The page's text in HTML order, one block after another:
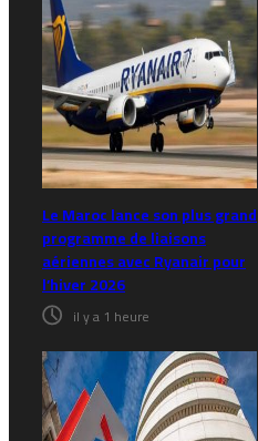
Le Maroc lance son plus grand
programme de liaisons
aériennes avec Ryanair pour
l’hiver 2026
il y a 1 heure